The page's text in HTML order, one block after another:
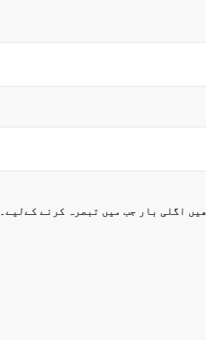
اگلی بار جب میں تبصرہ کرنے کےلیے۔